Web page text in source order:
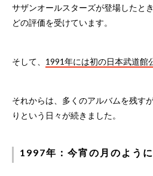
サザンオールスターズが登場したと
どの評価を受けています。
そして、 1991年には初の日本武道館
それからは、多くのアルバムを残す
りという日々が続きました。
1997年：今宵の月のよう